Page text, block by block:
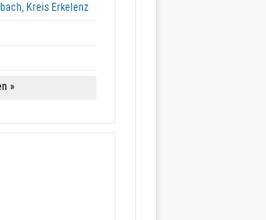
Kreis Erkelenz
»